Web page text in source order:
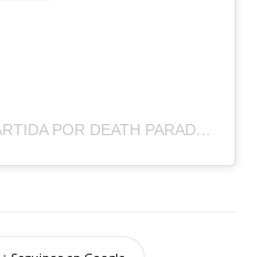
UNA PUBLICACIÓN COMPARTIDA POR DEATH PARADE (@DEATHPARADEVD)